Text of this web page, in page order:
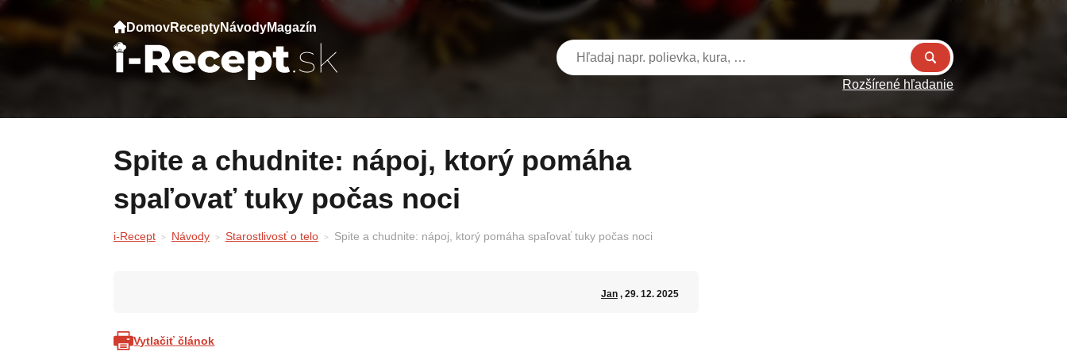
DomovReceptyNávodyMagazín
Rozšírené hľadanie
Spite a chudnite: nápoj, ktorý pomáha
spaľovať tuky počas noci
i-Recept Návody Starostlivosť o telo Spite a chudnite: nápoj, ktorý pomáha spaľovať tuky počas noci
Jan, 29. 12. 2025
Vytlačiť článok